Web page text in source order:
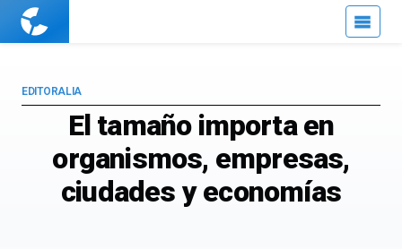
Cuaderno
El tamaño importa en
organismos, empresas,
ciudades y economías
EDITORALIA